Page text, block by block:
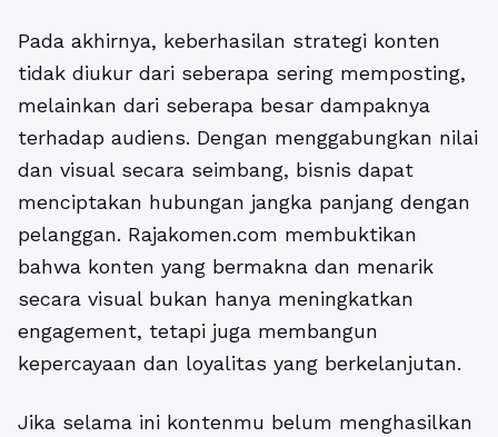
Pada akhirnya, keberhasilan strategi konten
tidak diukur dari seberapa sering memposting,
melainkan dari seberapa besar dampaknya
terhadap audiens. Dengan menggabungkan nilai
dan visual secara seimbang, bisnis dapat
menciptakan hubungan jangka panjang dengan
pelanggan. Rajakomen.com membuktikan
bahwa konten yang bermakna dan menarik
secara visual bukan hanya meningkatkan
engagement, tetapi juga membangun
kepercayaan dan loyalitas yang berkelanjutan.
Jika selama ini kontenmu belum menghasilkan